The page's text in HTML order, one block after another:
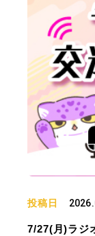
投稿日
7/27(月)ラジ